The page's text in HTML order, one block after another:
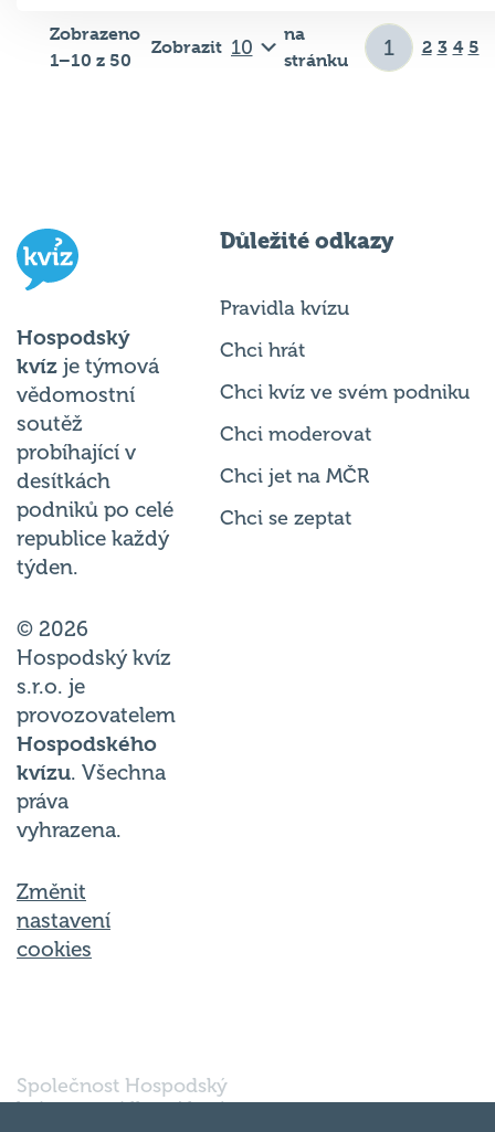
Zobrazeno
1–10 z 50
Zobrazit
na
stránku
2 3 4 5
Hospodský
kvíz je týmová
vědomostní
soutěž
probíhající v
desítkách
podniků po celé
republice každý
týden.
© 2026
Hospodský kvíz
s.r.o. je
provozovatelem
Hospodského
kvízu. Všechna
práva
vyhrazena.
Změnit
nastavení
cookies
Důležité odkazy
Pravidla kvízu
Chci hrát
Chci kvíz ve svém podniku
Chci moderovat
Chci jet na MČR
Chci se zeptat
Společnost Hospodský
kvíz s.r.o., sídlem Nové